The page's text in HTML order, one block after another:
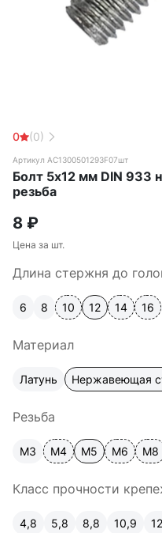
0 (0)
Артикул АС1300501293F07шт
Болт 5х12 мм DIN 933
резьба
8 ₽
Цена за шт.
Длина стержня до
6 8 10 12 14 16
Материал
Латунь Нержавеющая
Резьба
М3 М4 М5 М6 М8
Класс прочности
4,8 5,8 8,8 10,9